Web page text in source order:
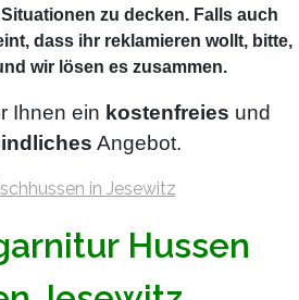
zu decken. Falls auch
dass ihr reklamieren wollt, bitte,
wir lösen es zusammen.
Ihnen ein kostenfreies und
Angebot.
Hussen